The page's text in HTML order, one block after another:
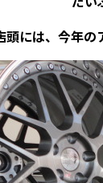
頭には、今年の